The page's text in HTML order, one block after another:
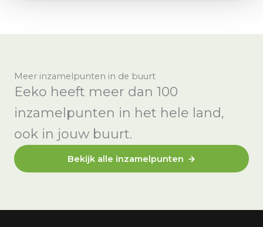
Meer inzamelpunten in de buurt
Eeko heeft meer dan 100
inzamelpunten in het hele land,
ook in jouw buurt.
Bekijk alle inzamelpunten